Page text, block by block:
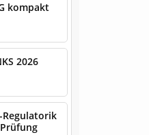
kompakt
2026
Regulatorik